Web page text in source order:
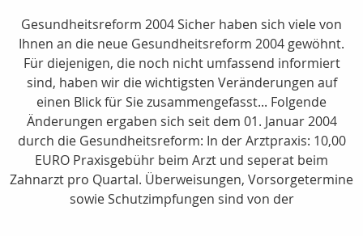
Gesundheitsreform 2004 Sicher haben sich viele von
Ihnen an die neue Gesundheitsreform 2004 gewöhnt.
Für diejenigen, die noch nicht umfassend informiert
sind, haben wir die wichtigsten Veränderungen auf
einen Blick für Sie zusammengefasst... Folgende
Änderungen ergaben sich seit dem 01. Januar 2004
durch die Gesundheitsreform: In der Arztpraxis: 10,00
EURO Praxisgebühr beim Arzt und seperat beim
Zahnarzt pro Quartal. Überweisungen, Vorsorgetermine
sowie Schutzimpfungen sind von der